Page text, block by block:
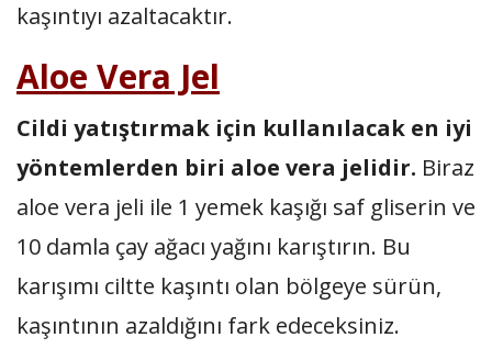
kaşıntıyı azaltacaktır.
Aloe Vera Jel
Cildi yatıştırmak için kullanılacak en iyi
yöntemlerden biri aloe vera jelidir. Biraz
aloe vera jeli ile 1 yemek kaşığı saf gliserin ve
10 damla çay ağacı yağını karıştırın. Bu
karışımı ciltte kaşıntı olan bölgeye sürün,
kaşıntının azaldığını fark edeceksiniz.